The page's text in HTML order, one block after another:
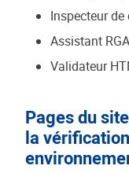
Inspecteur
Assistant
Validateur
Pages du
la